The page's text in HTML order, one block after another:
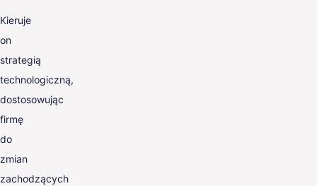
Kieruje
on
strategią
technologiczną,
dostosowując
firmę
do
zmian
zachodzących